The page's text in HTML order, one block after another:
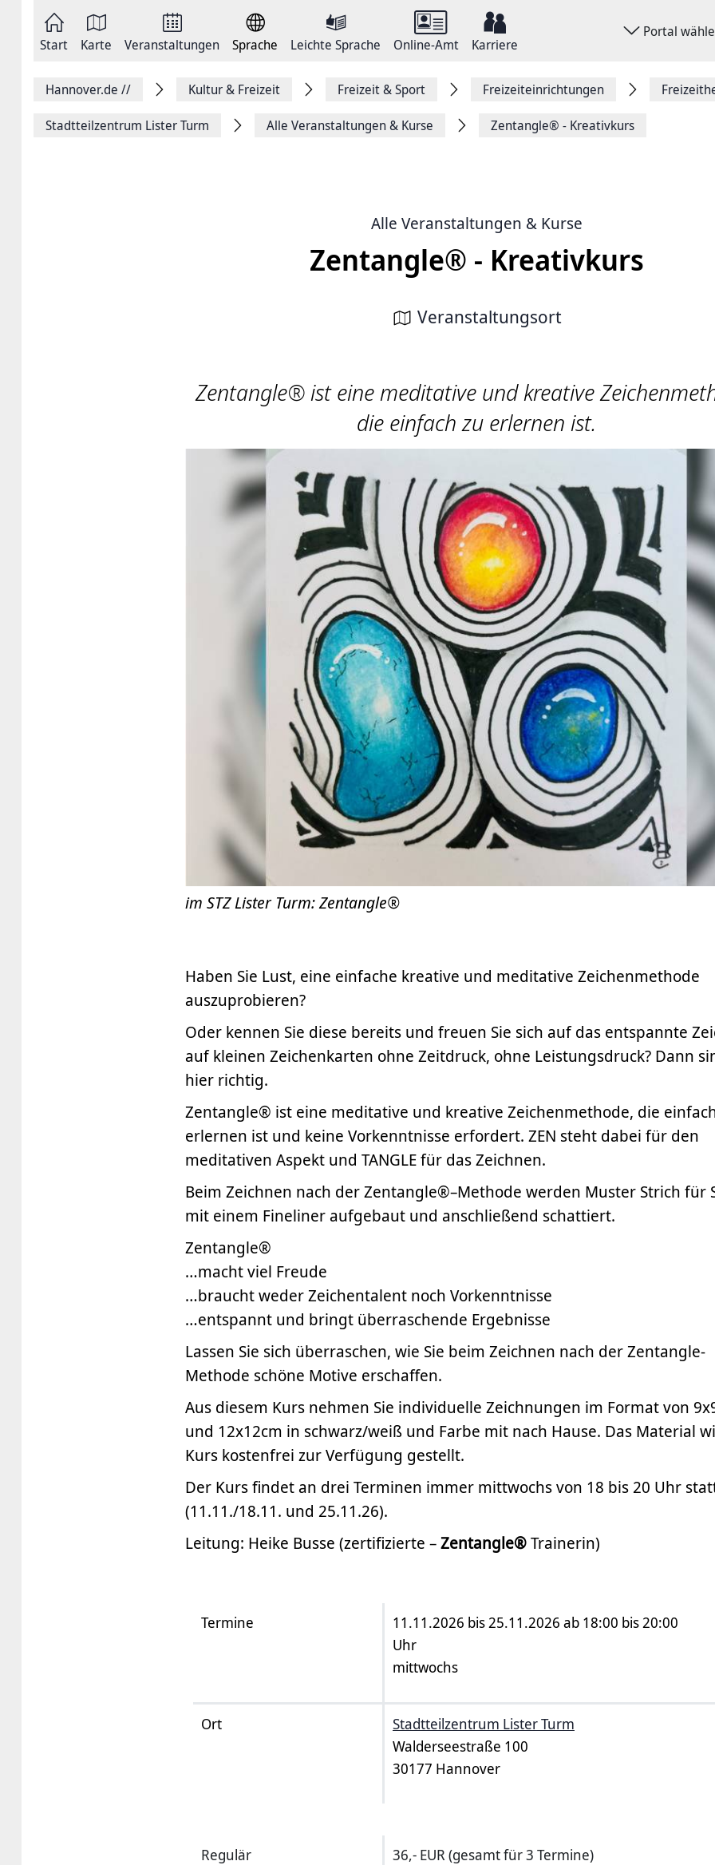
springen
Start Karte Veranstaltungen Sprache Leichte Sprache Online-Amt Karriere
Portal
FacebookHannover.de // Kultur & Freizeit Freizeit & Sport Freizeiteinrichtungen
Stadtteilzentrum Lister Turm Alle Veranstaltungen & Kurse Zentangle® - Kreativkurs
Alle Veranstaltungen & Kurse
Zentangle® - Kreativkurs
Veranstaltungsort
Zentangle® ist eine meditative und kreative
die einfach zu erlernen ist.
im STZ Lister Turm: Zentangle®
Haben Sie Lust, eine einfache kreative und meditative Zeichenmethode
auszuprobieren?
Oder kennen Sie diese bereits und freuen Sie sich auf das entspannte
auf kleinen Zeichenkarten ohne Zeitdruck, ohne Leistungsdruck? Dann
hier richtig.
Zentangle® ist eine meditative und kreative Zeichenmethode, die
erlernen ist und keine Vorkenntnisse erfordert. ZEN steht dabei für den
meditativen Aspekt und TANGLE für das Zeichnen.
Beim Zeichnen nach der Zentangle®–Methode werden Muster Strich für
mit einem Fineliner aufgebaut und anschließend schattiert.
Zentangle®
…macht viel Freude
…braucht weder Zeichentalent noch Vorkenntnisse
…entspannt und bringt überraschende Ergebnisse
Lassen Sie sich überraschen, wie Sie beim Zeichnen nach der Zentangle-
Methode schöne Motive erschaffen.
Aus diesem Kurs nehmen Sie individuelle Zeichnungen im Format von
und 12x12cm in schwarz/weiß und Farbe mit nach Hause. Das Material
Kurs kostenfrei zur Verfügung gestellt.
Der Kurs findet an drei Terminen immer mittwochs von 18 bis 20 Uhr
(11.11./18.11. und 25.11.26).
Leitung: Heike Busse (zertifizierte –Zentangle®Trainerin)
Termine
11.11.2026 bis 25.11.2026 ab 18:00 bis 20:00
Uhr
mittwochs
Ort
Stadtteilzentrum Lister Turm
Walderseestraße 100
30177 Hannover
Regulär 36,- EUR (gesamt für 3 Termine)